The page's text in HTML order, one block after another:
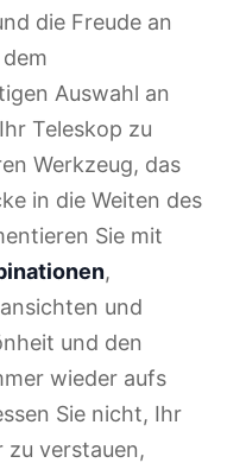
die Freude an
Auswahl an
Teleskop zu
Werkzeug, das
in die Weiten des
Sie mit
,
und
und den
wieder aufs
Sie nicht, Ihr
zu verstauen,